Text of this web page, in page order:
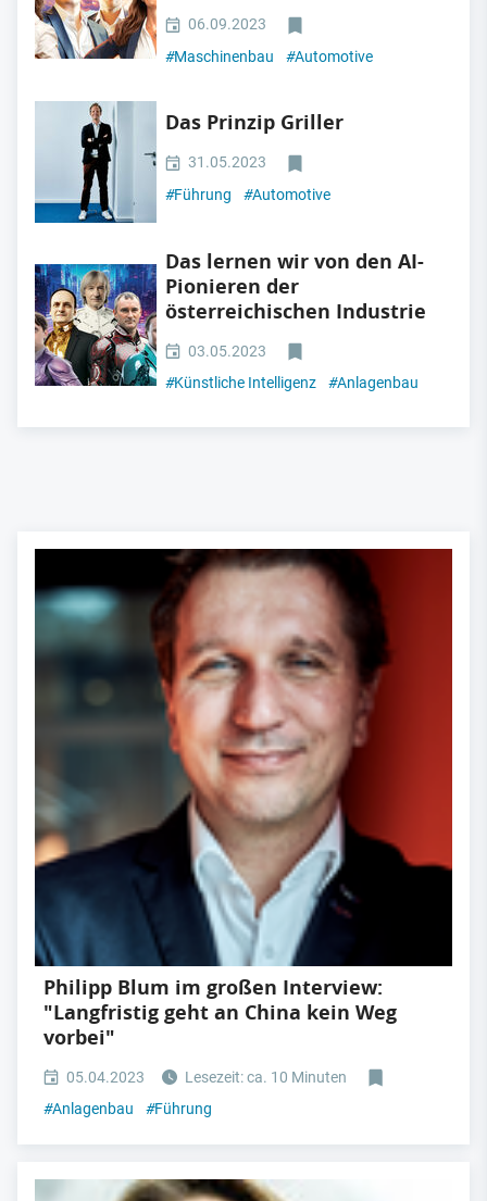
06.09.2023
#Maschinenbau #Automotive
Das Prinzip Griller
31.05.2023
#Führung #Automotive
Das lernen wir von den AI-
Pionieren der
österreichischen Industrie
03.05.2023
#Künstliche Intelligenz #Anlagenbau
Philipp Blum im großen Interview:
"Langfristig geht an China kein Weg
vorbei"
05.04.2023
Lesezeit: ca. 10 Minuten
#Anlagenbau #Führung